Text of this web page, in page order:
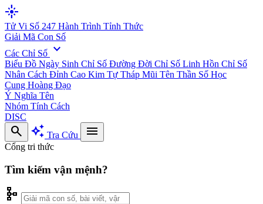
flare
Tử Vi Số 247 Hành Trình Tỉnh Thức
Giải Mã Con Số
Các Chỉ Số expand_more
Biểu Đồ Ngày Sinh Chỉ Số Đường Đời Chỉ Số Linh Hồn Chỉ Số
Nhân Cách Đỉnh Cao Kim Tự Tháp Mũi Tên Thần Số Học
Cung Hoàng Đạo
Ý Nghĩa Tên
Nhóm Tính Cách
DISC
search auto_awesome Tra Cứu menu
Cổng tri thức
Tìm kiếm vận mệnh?
schema